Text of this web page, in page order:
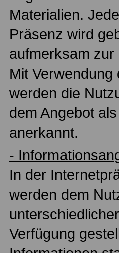
Materialien.
Präsenz wird
aufmerksam
Mit
werden die
dem Angebot
anerkannt.
-
In der
werden dem
Verfügung